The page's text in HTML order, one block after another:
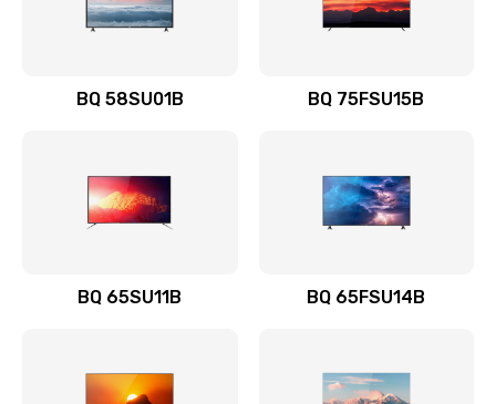
BQ 58SU01B BQ 75FSU15B
BQ 65SU11B BQ 65FSU14B